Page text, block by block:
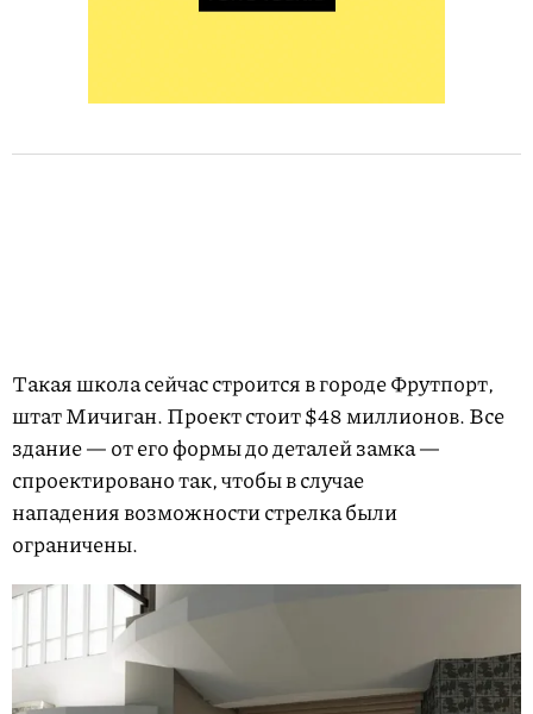
Такая школа сейчас строится в городе Фрутпорт,
штат Мичиган. Проект стоит $48 миллионов. Все
здание — от его формы до деталей замка —
спроектировано так, чтобы в случае
нападения возможности стрелка были
ограничены.